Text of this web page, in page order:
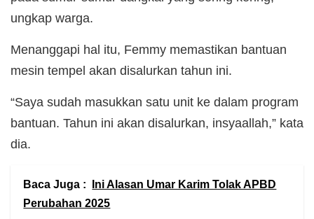
ungkap warga.
Menanggapi hal itu, Femmy memastikan bantuan
mesin tempel akan disalurkan tahun ini.
“Saya sudah masukkan satu unit ke dalam program
bantuan. Tahun ini akan disalurkan, insyaallah,” kata
dia.
Baca Juga :
Ini Alasan Umar Karim Tolak APBD
Perubahan 2025